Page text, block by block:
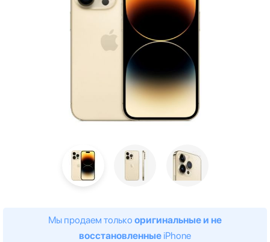
Мы продаем только оригинальные и не
восстановленные iPhone